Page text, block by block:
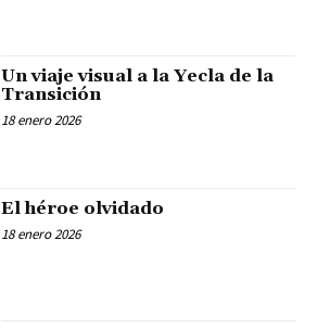
Un viaje visual a la Yecla de la
Transición
18 enero 2026
El héroe olvidado
18 enero 2026